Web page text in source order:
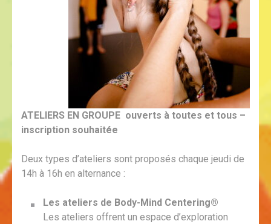
ATELIERS EN GROUPE ouverts à toutes et tous –
inscription souhaitée
Deux types d’ateliers sont proposés chaque jeudi de
14h à 16h en alternance :
Les ateliers de Body-Mind Centering®
Les ateliers offrent un espace d’exploration